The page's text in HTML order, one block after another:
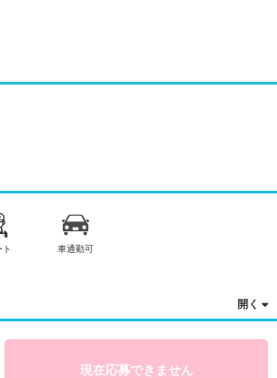
ト 車通勤可
現在応募できません